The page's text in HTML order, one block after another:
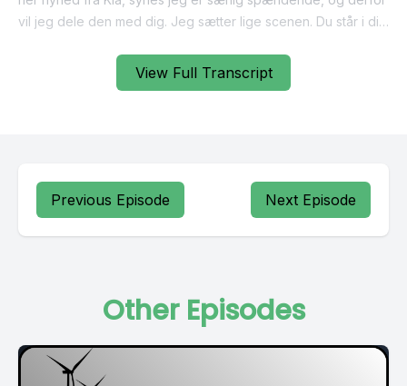
View Full Transcript
Previous Episode Next Episode
Other Episodes